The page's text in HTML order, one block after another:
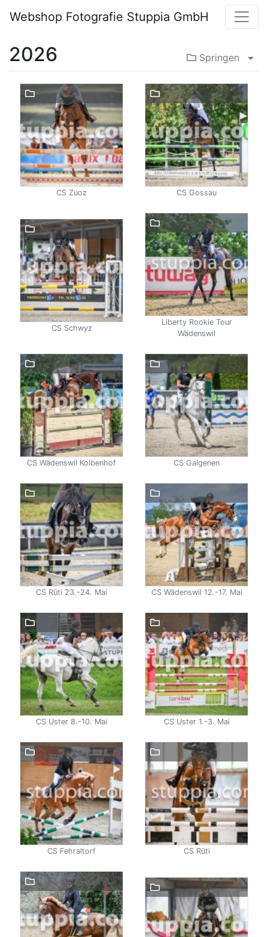
Webshop Fotografie Stuppia GmbH
Springen
2026
CS Zuoz CS Gossau
CS Schwyz
Liberty Rookie Tour
Wädenswil
CS Wädenswil Kolbenhof CS Galgenen
CS Rüti 23.-24. Mai CS Wädenswil 12.-17. Mai
CS Uster 8.-10. Mai CS Uster 1.-3. Mai
CS Fehraltorf CS Rüti